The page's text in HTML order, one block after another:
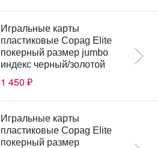
Игральные карты
пластиковые Copag Elite
покерный размер jumbo
индекс черный/золотой
1 450 ₽
Игральные карты
пластиковые Copag Elite
покерный размер